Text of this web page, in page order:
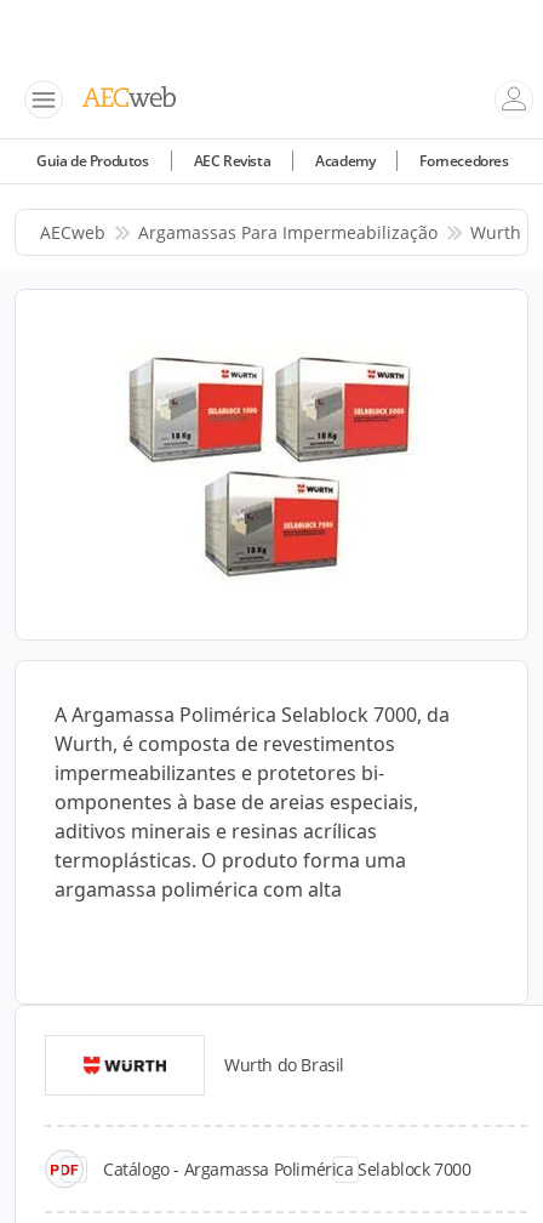
Guia de Produtos AEC Revista Academy Fornecedores
AECweb Argamassas Para Impermeabilização Wurth
A Argamassa Polimérica Selablock 7000, da
Wurth, é composta de revestimentos
impermeabilizantes e protetores bi-
omponentes à base de areias especiais,
aditivos minerais e resinas acrílicas
termoplásticas. O produto forma uma
argamassa polimérica com alta
Wurth do Brasil
Catálogo - Argamassa Polimérica Selablock 7000
Catálogos para Download